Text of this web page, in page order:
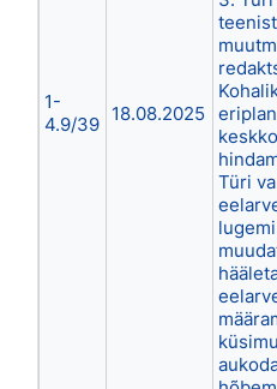
1-
4.9/39 18.08.2025
Türi